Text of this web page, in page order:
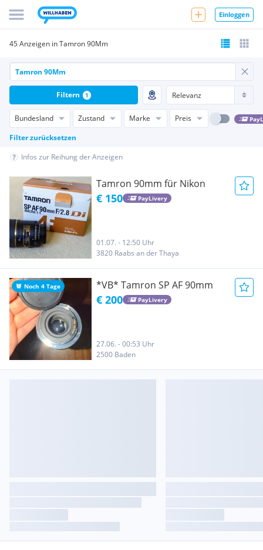
Einloggen
45 Anzeigen in Tamron 90Mm
Bundesland Zustand Marke Preis
Filter zurücksetzen
Filtern 1
Infos zur Reihung der Anzeigen
Tamron 90mm für Nikon
€ 150 PayLivery
01.07. - 12:50 Uhr
3820 Raabs an der Thaya
Noch 4 Tage *VB* Tamron SP AF 90mm
€ 200 PayLivery
27.06. - 00:53 Uhr
2500 Baden